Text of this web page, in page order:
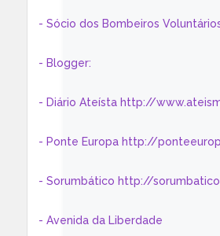
- Sócio dos Bombeiros
- Blogger:
- Diário Ateísta http://
- Ponte Europa http://
- Sorumbático http://
- Avenida da Liberdade